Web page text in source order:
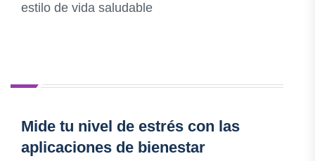
estilo de vida saludable
Mide tu nivel de estrés con las
aplicaciones de bienestar